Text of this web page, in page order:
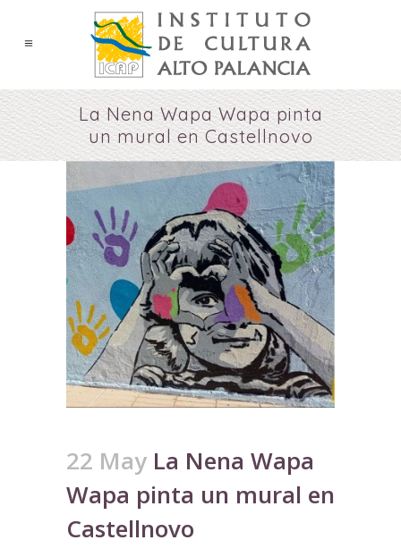
La Nena Wapa Wapa pinta
un mural en Castellnovo
22 May La Nena Wapa
Wapa pinta un mural en
Castellnovo